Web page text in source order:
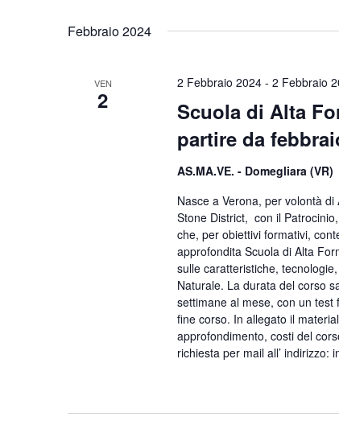
data.
Febbraio 2024
VEN
2
Scuola di Alta
partire da
2 Febbraio 2024- 2 Febbraio
AS.MA.VE. - Domegliara (VR)
Nasce a Verona, per volontà
Stone District, con il
che, per obiettivi formativi,
approfondita Scuola di Alta
sulle caratteristiche,
Naturale. La durata del corso
settimane al mese, con un
fine corso. In allegato il
approfondimento, costi del
richiesta per mail all’ indirizzo: